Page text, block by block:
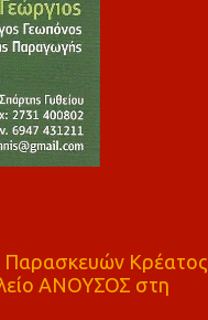
Παρασκευών Κρέατος
ΑΝΟΥΣΟΣ στη